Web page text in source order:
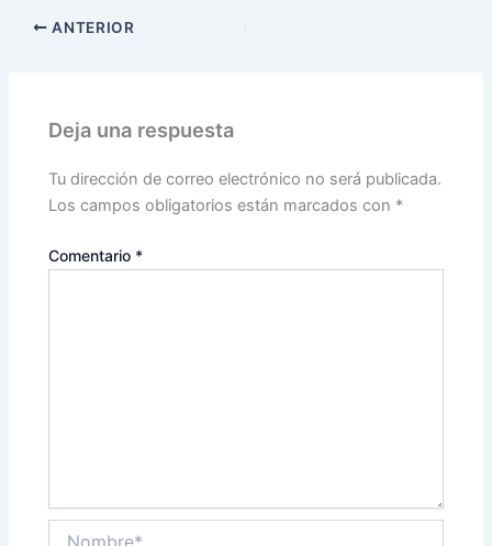
ANTERIOR
Deja una respuesta
Tu dirección de correo electrónico no será publicada.
Los campos obligatorios están marcados con *
Comentario *